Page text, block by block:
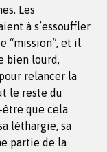
Les
à s’essouffler
“mission”, et il
bien lourd,
relancer la
le reste du
que cela
léthargie, sa
partie de la